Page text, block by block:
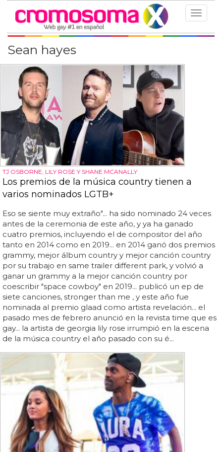
Toggle
Sean hayes
TJ OSBORNE, LILY ROSE Y SHANE MCANALLY
Los premios de la música country tienen a
varios nominados LGTB+
Eso se siente muy extraño"... ha sido nominado 24 veces
antes de la ceremonia de este año, y ya ha ganado
cuatro premios, incluyendo el de compositor del año
tanto en 2014 como en 2019... en 2014 ganó dos premios
grammy, mejor álbum country y mejor canción country
por su trabajo en same trailer different park, y volvió a
ganar un grammy a la mejor canción country por
coescribir "space cowboy" en 2019... publicó un ep de
siete canciones, stronger than me , y este año fue
nominada al premio glaad como artista revelación... el
pasado mes de febrero anunció en la revista time que es
gay... la artista de georgia lily rose irrumpió en la escena
de la música country el año pasado con su é...